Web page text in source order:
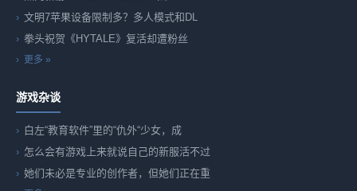
文明7苹果设备限制多？多人模式和DL
拳头祝贺《HYTALE》复活却遭粉丝
更多 »
游戏杂谈
白左“教育软件”里的“仇外“少女，成
怎么会有游戏上来就说自己的新服活不过
她们未必是专业的创作者，但她们正在重